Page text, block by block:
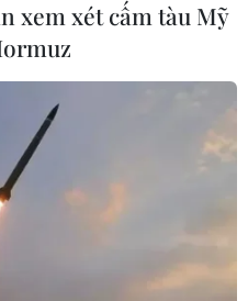
cơ cần
Hàn
xem xét cấm tàu Mỹ